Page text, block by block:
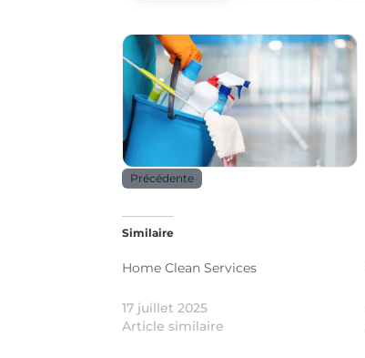
Services
Précédente
Similaire
Home Clean Services
17 juillet 2025
Article similaire